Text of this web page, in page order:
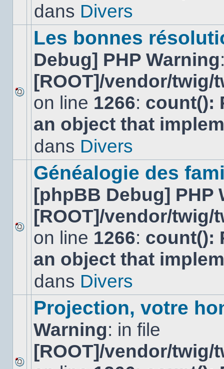
dansdans Divers
Aucun
nouveau
message
non-
dans
Les bonnes
Debug] PHP Warning
[ROOT]/vendor/
on line 1266: count():
an object that
dans Divers
Aucun
nouveau
message
non-
dans
Généalogie des
[phpBB Debug] PHP
[ROOT]/vendor/
on line 1266: count():
an object that
dans Divers
Projection, votre
Warning: in file
[ROOT]/vendor/